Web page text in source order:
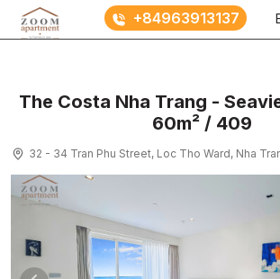
+84963913137
The Costa Nha Trang -
60m² / 409
32 - 34 Tran Phu Street, Loc Tho Ward, Nha